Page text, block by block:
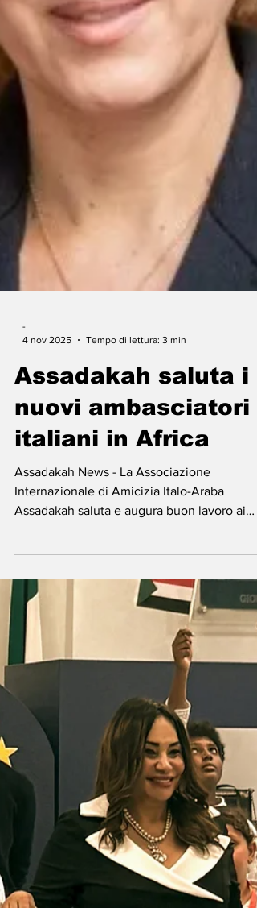
4 nov 2025
Tempo di lettura: 3 min
nuovi ambasciatori
italiani in Africa
Assadakah News - La Associazione
Internazionale di Amicizia Italo-Araba
Assadakah saluta e augura buon lavoro ai
nuovi ambasciatori d’Italia in Costa d’Avorio
ed Etiopia, rispettivamente Roberta di Lecce
e Sem Fabrizi. “Italia e Costa d’Avorio: Paesi
amici e partner strategici, con eccellenti
relazioni bilaterali. Il Piano Mattei offre
opportunità di rafforzare ancora i legami
politici, culturali e sociali tra i nostri Paesi e
popolo e la presenza costruttiva del Siste